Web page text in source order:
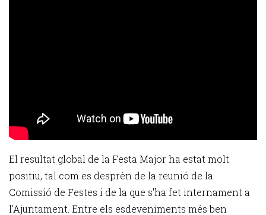
El resultat global de la Festa Major ha estat molt
positiu, tal com es desprèn de la reunió de la
Comissió de Festes i de la que s'ha fet internament a
l’Ajuntament. Entre els esdeveniments més ben